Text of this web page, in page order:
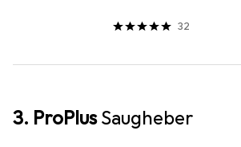
32
3. ProPlusSaugheber